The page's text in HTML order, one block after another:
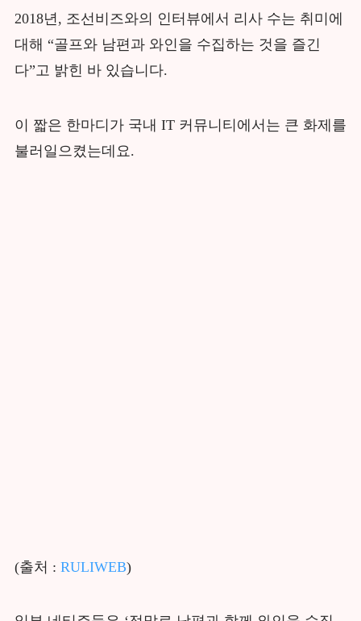
2018년, 조선비즈와의 인터뷰에서 리사 수는 취미에
대해 “골프와 남편과 와인을 수집하는 것을 즐긴
다”고 밝힌 바 있습니다.
이 짧은 한마디가 국내 IT 커뮤니티에서는 큰 화제를
불러일으켰는데요.
(출처 : RULIWEB)